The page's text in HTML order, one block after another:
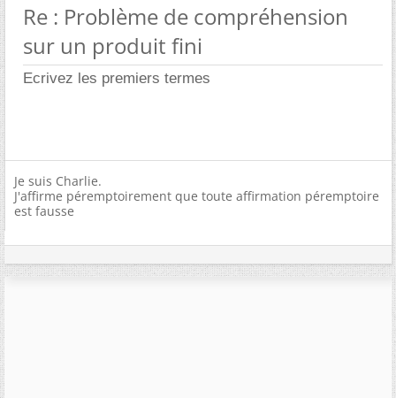
Re : Problème de compréhension
sur un produit fini
Ecrivez les premiers termes
Je suis Charlie.
J'affirme péremptoirement que toute affirmation péremptoire
est fausse